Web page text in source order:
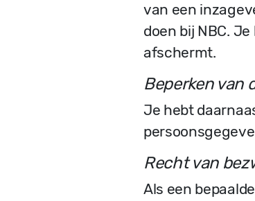
van een
doen bij NBC.
afschermt.
Beperken van
Je hebt
Recht van
Als een